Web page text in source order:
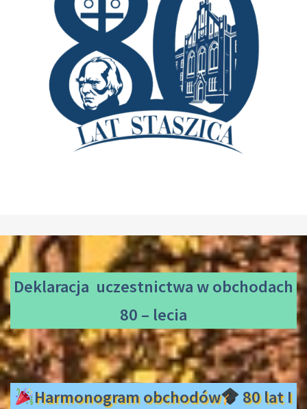
Deklaracja uczestnictwaw obchodach
80 – lecia
Harmonogram obchodów
80 lat I